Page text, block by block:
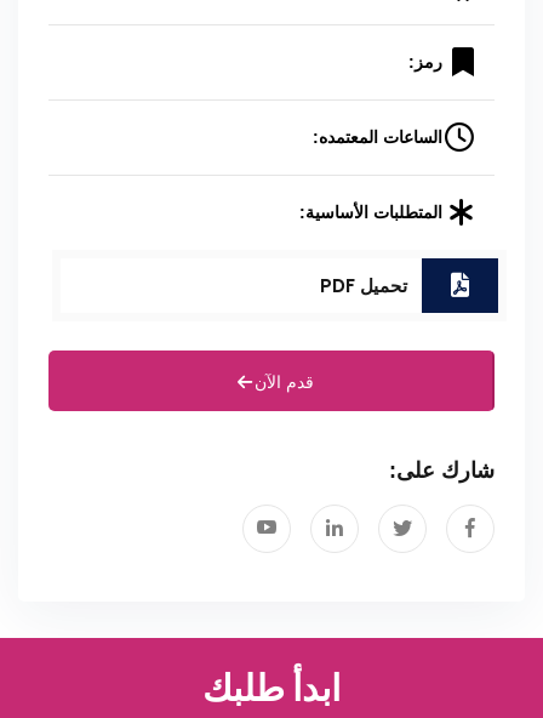
رمز:
الساعات المعتمده:
المتطلبات الأساسية:
تحميل PDF
قدم الآن
شارك على:
ابدأ طلبك